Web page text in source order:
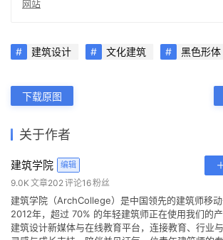
景观设计：CAPA
机械工程师：SMWC Mechanical
数据测算员：John Strange Partnership
规范解读：Milestone
可持续性设计：Full Circle
地址顾问：Galt Geotechnics Pty Ltd